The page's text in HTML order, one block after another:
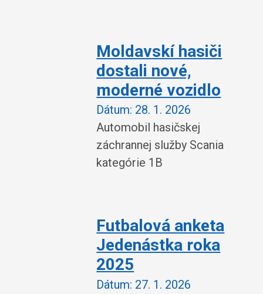
Moldavskí hasiči
dostali nové,
moderné vozidlo
Dátum: 28. 1. 2026
Automobil hasičskej
záchrannej služby Scania
kategórie 1B
Futbalová anketa
Jedenástka roka
2025
Dátum: 27. 1. 2026